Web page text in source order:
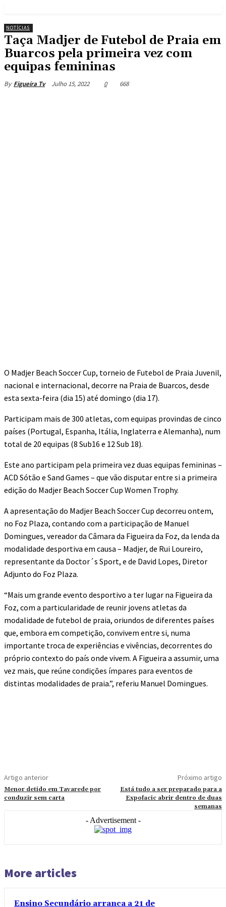
NOTÍCIAS
Taça Madjer de Futebol de Praia em
Buarcos pela primeira vez com
equipas femininas
By Figueira Tv Julho 15, 2022 0 668
O Madjer Beach Soccer Cup, torneio de Futebol de Praia Juvenil,
nacional e internacional, decorre na Praia de Buarcos, desde
esta sexta-feira (dia 15) até domingo (dia 17).
Participam mais de 300 atletas, com equipas provindas de cinco
países (Portugal, Espanha, Itália, Inglaterra e Alemanha), num
total de 20 equipas (8 Sub16 e 12 Sub 18).
Este ano participam pela primeira vez duas equipas femininas –
ACD Sótão e Sand Games – que vão disputar entre si a primeira
edição do Madjer Beach Soccer Cup Women Trophy.
A apresentação do Madjer Beach Soccer Cup decorreu ontem,
no Foz Plaza, contando com a participação de Manuel
Domingues, vereador da Câmara da Figueira da Foz, da lenda da
modalidade desportiva em causa – Madjer, de Rui Loureiro,
representante da Doctor´s Sport, e de David Lopes, Diretor
Adjunto do Foz Plaza.
“Mais um grande evento desportivo a ter lugar na Figueira da
Foz, com a particularidade de reunir jovens atletas da
modalidade de futebol de praia, oriundos de diferentes países
que, embora em competição, convivem entre si, numa
importante troca de experiências e vivências, decorrentes do
próprio contexto do país onde vivem. A Figueira a assumir, uma
vez mais, que reúne condições ímpares para eventos de
distintas modalidades de praia.”, referiu Manuel Domingues.
Artigo anterior
Menor detido em Tavarede por
conduzir sem carta
Próximo artigo
Está tudo a ser preparado para a
Expofacic abrir dentro de duas
semanas
- Advertisement -
More articles
Ensino Secundário arranca a 21 de